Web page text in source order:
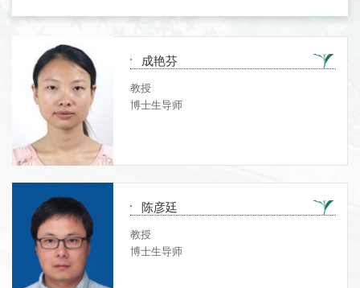
成艳芬
教授
博士生导师
陈彦廷
教授
博士生导师